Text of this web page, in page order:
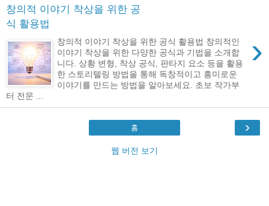
창의적 이야기 착상을 위한 공
식 활용법
›
창의적 이야기 착상을 위한 공식 활용법 창의적인
이야기 착상을 위한 다양한 공식과 기법을 소개합
니다. 상황 변형, 착상 공식, 판타지 요소 등을 활용
한 스토리텔링 방법을 통해 독창적이고 흥미로운
이야기를 만드는 방법을 알아보세요. 초보 작가부
터 전문 ...
›
홈
웹 버전 보기